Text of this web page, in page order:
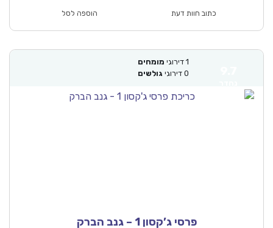
כתוב חוות דעת הוספה לסל
דירוגימומחים
דירוגיגולשים
פרסי ג’קסון 1 – גנב הברק